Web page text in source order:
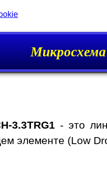
Микросхема
3.3TRG1 - это
элементе (Low